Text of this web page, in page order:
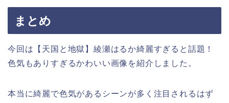
まとめ
今回は【天国と地獄】綾瀬はるか綺麗すぎると話題！
色気もありすぎるかわいい画像を紹介しました。
本当に綺麗で色気があるシーンが多く注目されるはず